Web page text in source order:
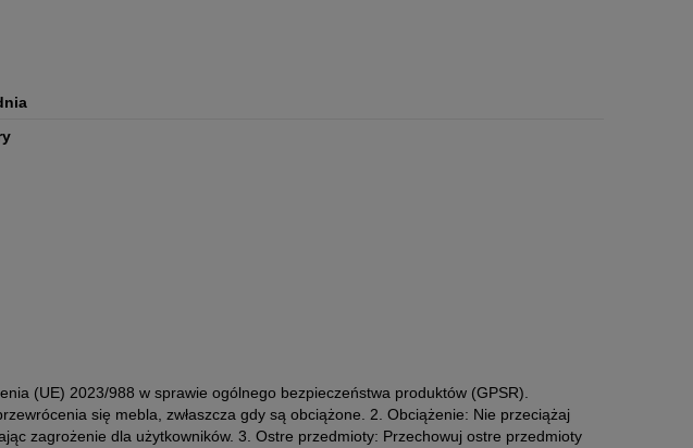
(UE) 2023/988 w sprawie ogólnego bezpieczeństwa produktów (GPSR).
się mebla, zwłaszcza gdy są obciążone. 2. Obciążenie: Nie przeciążaj
zagrożenie dla użytkowników. 3. Ostre przedmioty: Przechowuj ostre przedmioty